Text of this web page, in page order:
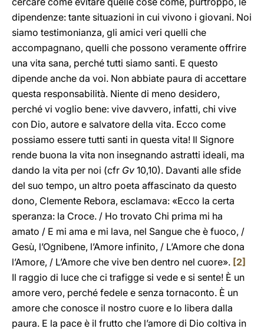
dipendenze: tante situazioni in cui vivono i giovani. Noi
siamo testimonianza, gli amici veri quelli che
accompagnano, quelli che possono veramente offrire
una vita sana, perché tutti siamo santi. E questo
dipende anche da voi. Non abbiate paura di accettare
questa responsabilità. Niente di meno desidero,
perché vi voglio bene: vive davvero, infatti, chi vive
con Dio, autore e salvatore della vita. Ecco come
possiamo essere tutti santi in questa vita! Il Signore
rende buona la vita non insegnando astratti ideali, ma
dando la vita per noi (cfr Gv 10,10). Davanti alle sfide
del suo tempo, un altro poeta affascinato da questo
dono, Clemente Rebora, esclamava: «Ecco la certa
speranza: la Croce. / Ho trovato Chi prima mi ha
amato / E mi ama e mi lava, nel Sangue che è fuoco, /
Gesù, l’Ognibene, l’Amore infinito, / L’Amore che dona
l’Amore, / L’Amore che vive ben dentro nel cuore». [2]
Il raggio di luce che ci trafigge si vede e si sente! È un
amore vero, perché fedele e senza tornaconto. È un
amore che conosce il nostro cuore e lo libera dalla
paura. E la pace è il frutto che l’amore di Dio coltiva in